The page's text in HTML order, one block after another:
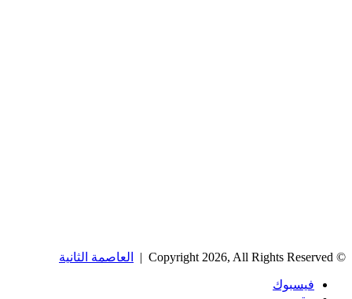
© Copyright 2026, All Rights Reserved | العاصمة الثانية
فيسبوك